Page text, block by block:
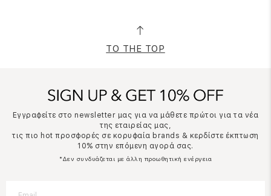
TO THE TOP
Εγγραφείτε στο newsletter μας για να μάθετε πρώτοι για τα νέα
της εταιρείας μας,
τις πιο hot προσφορές σε κορυφαία brands & κερδίστε έκπτωση
10% στην επόμενη αγορά σας.
*Δεν συνδυάζεται με άλλη προωθητική ενέργεια